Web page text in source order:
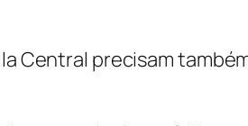
Central precisam